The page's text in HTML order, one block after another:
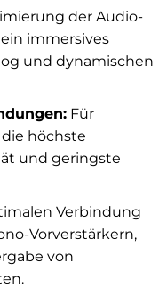
der Audio-
immersives
und dynamischen
Für
höchste
und geringste
Verbindung
Vorverstärkern,
von